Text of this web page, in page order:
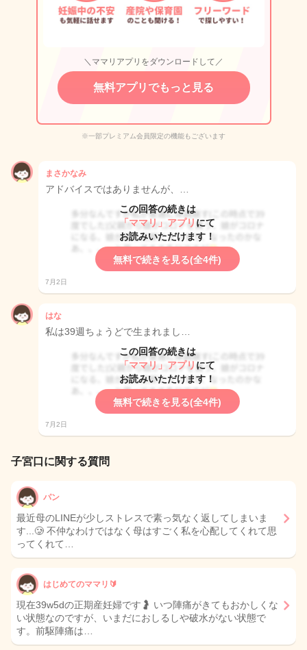
＼ママリアプリをダウンロードして／
無料アプリでもっと見る
※一部プレミアム会員限定の機能もございます
まさかなみ
アドバイスではありませんが、…
この回答の続きは
「ママリ」アプリ にて
お読みいただけます！
無料で続きを見る(全4件)
7月2日
はな
私は39週ちょうどで生まれまし…
この回答の続きは
「ママリ」アプリ にて
お読みいただけます！
無料で続きを見る(全4件)
7月2日
子宮口に関する質問
パン
最近母のLINEが少しストレスで素っ気なく返してしまいま
す...🥲 不仲なわけではなく母はすごく私を心配してくれて思
ってくれて…
はじめてのママリ🔰
現在39w5dの正期産妊婦です🤰 いつ陣痛がきてもおかしくな
い状態なのですが、いまだにおしるしや破水がない状態で
す。前駆陣痛は…